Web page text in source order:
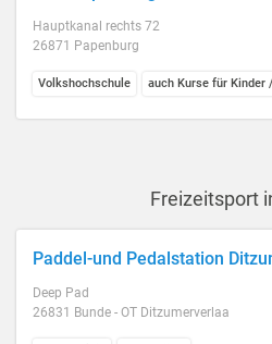
Hauptkanal rechts 72
26871 Papenburg
Volkshochschule auch Kurse für Kinder
Freizeitsport
Paddel-und Pedalstation
Deep Pad
26831 Bunde - OT Ditzumerverlaa